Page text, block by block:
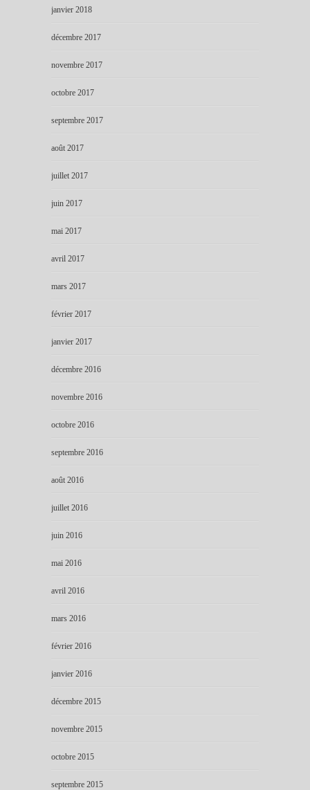
janvier 2018
décembre 2017
novembre 2017
octobre 2017
septembre 2017
août 2017
juillet 2017
juin 2017
mai 2017
avril 2017
mars 2017
février 2017
janvier 2017
décembre 2016
novembre 2016
octobre 2016
septembre 2016
août 2016
juillet 2016
juin 2016
mai 2016
avril 2016
mars 2016
février 2016
janvier 2016
décembre 2015
novembre 2015
octobre 2015
septembre 2015